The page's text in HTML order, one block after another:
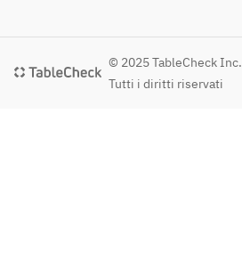
© 2025 TableCheck Inc.
Tutti i diritti riservati